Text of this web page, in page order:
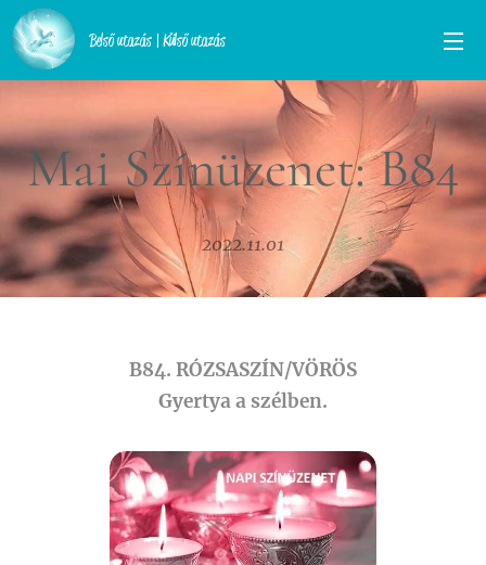
Belső utazás | Külső utazás
Mai Színüzenet: B84
2022.11.01
B84. RÓZSASZÍN/VÖRÖS
Gyertya a szélben.